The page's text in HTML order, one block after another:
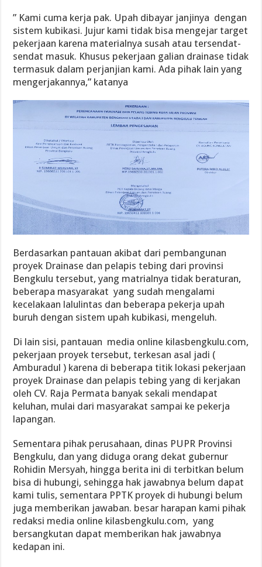
” Kami cuma kerja pak. Upah dibayar janjinya dengan
sistem kubikasi. Jujur kami tidak bisa mengejar target
pekerjaan karena materialnya susah atau tersendat-
sendat masuk. Khusus pekerjaan galian drainase tidak
termasuk dalam perjanjian kami. Ada pihak lain yang
mengerjakannya,” katanya
Berdasarkan pantauan akibat dari pembangunan
proyek Drainase dan pelapis tebing dari provinsi
Bengkulu tersebut, yang matrialnya tidak beraturan,
beberapa masyarakat yang sudah mengalami
kecelakaan lalulintas dan beberapa pekerja upah
buruh dengan sistem upah kubikasi, mengeluh.
Di lain sisi, pantauan media online kilasbengkulu.com,
pekerjaan proyek tersebut, terkesan asal jadi (
Amburadul ) karena di beberapa titik lokasi pekerjaan
proyek Drainase dan pelapis tebing yang di kerjakan
oleh CV. Raja Permata banyak sekali mendapat
keluhan, mulai dari masyarakat sampai ke pekerja
lapangan.
Sementara pihak perusahaan, dinas PUPR Provinsi
Bengkulu, dan yang diduga orang dekat gubernur
Rohidin Mersyah, hingga berita ini di terbitkan belum
bisa di hubungi, sehingga hak jawabnya belum dapat
kami tulis, sementara PPTK proyek di hubungi belum
juga memberikan jawaban. besar harapan kami pihak
redaksi media online kilasbengkulu.com, yang
bersangkutan dapat memberikan hak jawabnya
kedapan ini.